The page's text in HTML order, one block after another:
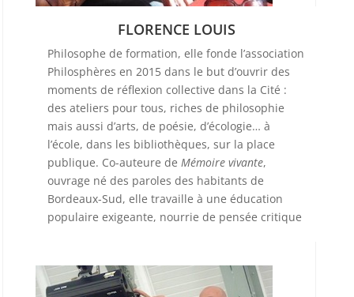
FLORENCE LOUIS
Philosophe de formation, elle fonde l’association
Philosphères en 2015 dans le but d’ouvrir des
moments de réflexion collective dans la Cité :
des ateliers pour tous, riches de philosophie
mais aussi d’arts, de poésie, d’écologie… à
l’école, dans les bibliothèques, sur la place
publique. Co-auteure de Mémoire vivante,
ouvrage né des paroles des habitants de
Bordeaux-Sud, elle travaille à une éducation
populaire exigeante, nourrie de pensée critique